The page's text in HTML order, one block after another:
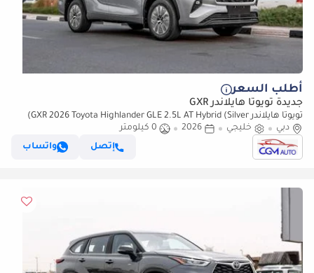
أطلب السعر
جديدة تويوتا هايلاندر GXR
تويوتا هايلاندر GXR 2026 Toyota Highlander GLE 2.5L AT Hybrid (Silver)
دبي
خليجي 2026
0 كيلومتر
إتصل
واتساب